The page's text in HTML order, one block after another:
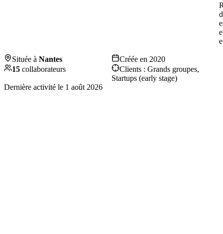
Située à Nantes Créée en 2020
15 collaborateurs Clients : Grands groupes,
Startups (early stage)
Dernière activité le 1 août 2026